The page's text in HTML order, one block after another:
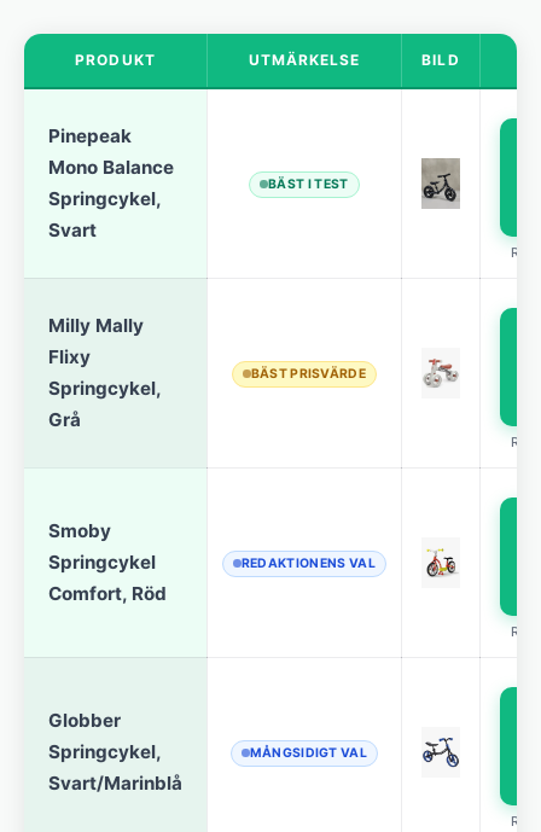
PRODUKT UTMÄRKELSE BILD
Pinepeak
Mono Balance
Springcykel,
Svart
BÄST I TEST
Milly Mally
Flixy
Springcykel,
Grå
BÄST PRISVÄRDE
Smoby
Springcykel
Comfort, Röd
REDAKTIONENS VAL
Globber
Springcykel,
Svart/Marinblå
MÅNGSIDIGT VAL